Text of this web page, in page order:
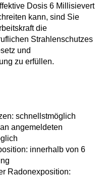
Dosis 6 Millisievert
kann, sind Sie
die
Strahlenschutzes
und
zu erfüllen.
schnellstmöglich
angemeldeten
innerhalb von 6
Radonexposition: